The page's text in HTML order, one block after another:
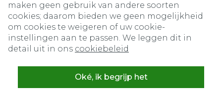
maken geen gebruik van andere soorten
cookies; daarom bieden we geen mogelijkheid
om cookies te weigeren of uw cookie-
instellingen aan te passen. We leggen dit in
detail uit in ons cookiebeleid
Oké, ik begrijp het